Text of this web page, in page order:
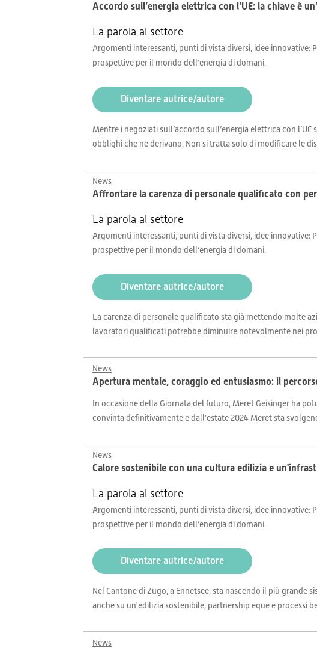
Accordo sull’energia elettrica con l’UE: la chiave è
La parola al settore
Argomenti interessanti, punti di vista diversi, idee innovative:
prospettive per il mondo dell’energia di domani.
Diventare autrice/autore
Mentre i negoziati sull’accordo sull’energia elettrica con
obblighi che ne derivano. Non si tratta solo di modificare le
News
Affrontare la carenza di personale qualificato con
La parola al settore
Argomenti interessanti, punti di vista diversi, idee innovative:
prospettive per il mondo dell’energia di domani.
Diventare autrice/autore
La carenza di personale qualificato sta già mettendo molte
lavoratori qualificati potrebbe diminuire notevolmente nei
News
Apertura mentale, coraggio ed entusiasmo: il
In occasione della Giornata del futuro, Meret Geisinger ha
convinta definitivamente e dall'estate 2024 Meret sta
News
Calore sostenibile con una cultura edilizia e
La parola al settore
Argomenti interessanti, punti di vista diversi, idee innovative:
prospettive per il mondo dell’energia di domani.
Diventare autrice/autore
Nel Cantone di Zugo, a Ennetsee, sta nascendo il più
anche su un'edilizia sostenibile, partnership eque e processi
News